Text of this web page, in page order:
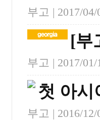
부고 | 2017/04/
[부
부고 | 2017/01/
첫 아시
부고 | 2016/12/